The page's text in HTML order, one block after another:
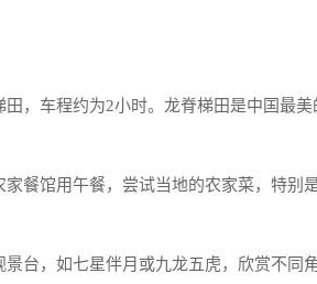
，车程约为2小时。龙脊梯田是中国最美
餐馆用午餐，尝试当地的农家菜，特别
台，如七星伴月或九龙五虎，欣赏不同